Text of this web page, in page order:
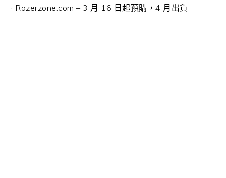
· Razerzone.com – 3 月 16 日起預購，4 月出貨